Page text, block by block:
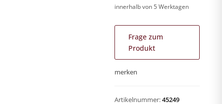
innerhalb von 5 Werktagen
Frage zum
Produkt
merken
Artikelnummer:45249